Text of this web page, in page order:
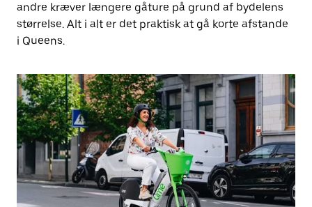
andre kræver længere gåture på grund af bydelens
størrelse. Alt i alt er det praktisk at gå korte afstande
i Queens.